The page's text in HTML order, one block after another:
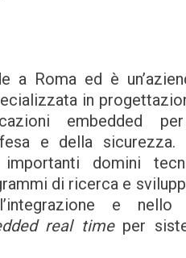
a Roma ed è
in
embedded
e della sicurezza.
domini
di ricerca e
e nello
real timeper